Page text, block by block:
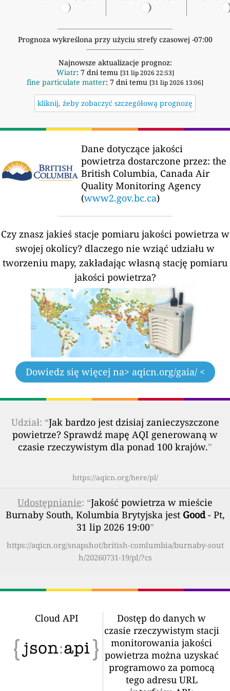
Prognoza wykreślona przy użyciu strefy czasowej -07:00
Najnowsze aktualizacje prognoz:
Wiatr: 7 dni temu [31 lip 2026 22:53]
fine particulate matter: 7 dni temu [31 lip 2026 13:06]
kliknij, żeby zobaczyć szczegółową prognozę
Dane dotyczące jakości
powietrza dostarczone przez: the
British Columbia, Canada Air
Quality Monitoring Agency
(www2.gov.bc.ca)
Czy znasz jakieś stacje pomiaru jakości powietrza w
swojej okolicy? dlaczego nie wziąć udziału w
tworzeniu mapy, zakładając własną stację pomiaru
jakości powietrza?
Dowiedz się więcej na> aqicn.org/gaia/ <
Udział: “Jak bardzo jest dzisiaj zanieczyszczone
powietrze? Sprawdź mapę AQI generowaną w
czasie rzeczywistym dla ponad 100 krajów.”
https://aqicn.org/here/pl/
Udostępnianie: “Jakość powietrza w mieście
Burnaby South, Kolumbia Brytyjska jest Good- Pt,
31 lip 2026 19:00”
https://aqicn.org/snapshot/british-comlumbia/burnaby-sout
h/20260731-19/pl/?cs
Cloud API
Dostęp do danych w
czasie rzeczywistym stacji
monitorowania jakości
powietrza można uzyskać
programowo za pomocą
tego adresu URL